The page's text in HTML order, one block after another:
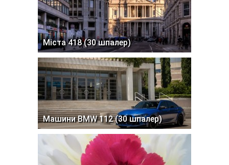
Міста 418 (30 шпалер)
Машини BMW 112 (30 шпалер)